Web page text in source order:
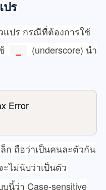
ปร
แปร กรณีที่ต้องการใช้
(underscore) นำ
Error
ก ถือว่าเป็นคนละตัวกัน
ะไม่นับว่าเป็นตัว
บนี้ว่า Case-sensitive